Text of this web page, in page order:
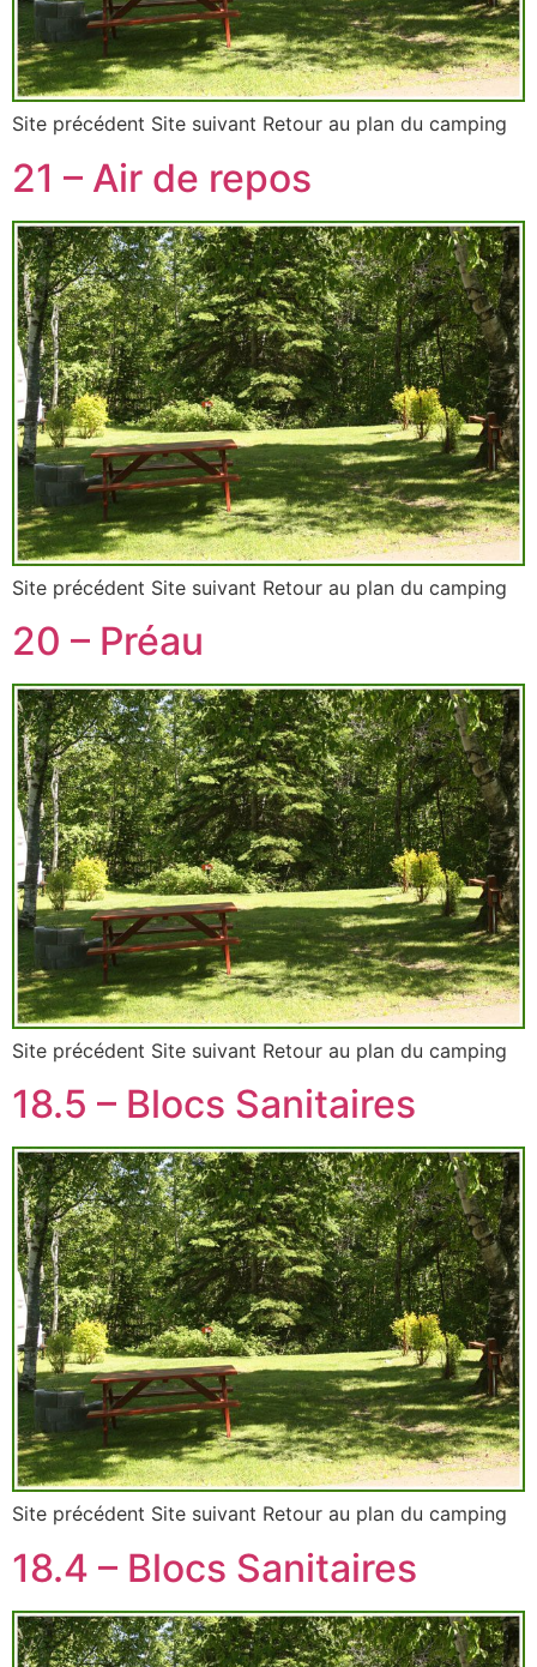
Site précédent Site suivant Retour au plan du camping
21 – Air de repos
Site précédent Site suivant Retour au plan du camping
20 – Préau
Site précédent Site suivant Retour au plan du camping
18.5 – Blocs Sanitaires
Site précédent Site suivant Retour au plan du camping
18.4 – Blocs Sanitaires